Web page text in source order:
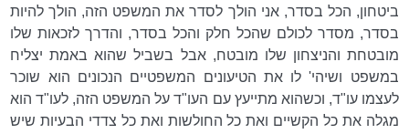
ביטחון, הכל בסדר, אני הולך לסדר את המשפט הזה, הולך להיות
בסדר, מסדר לכולם שהכל חלק והכל בסדר, והדרך לזכאות שלו
מובטחת והניצחון שלו מובטח, אבל בשביל שהוא באמת יצליח
במשפט ושיהי' לו את הטיעונים המשפטיים הנכונים הוא שוכר
לעצמו עו"ד, וכשהוא מתייעץ עם העו"ד על המשפט הזה, לעו"ד הוא
מגלה את כל הקשיים ואת כל החולשות ואת כל צדדי הבעיות שיש